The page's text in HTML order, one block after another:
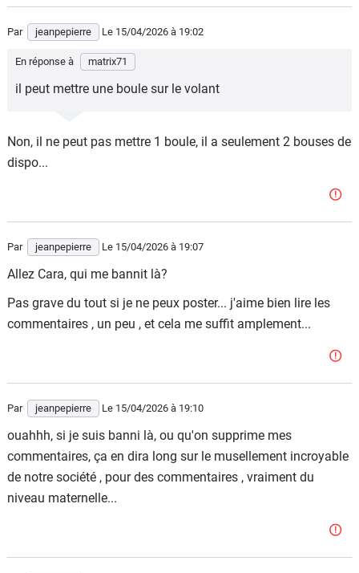
Par jeanpepierre Le 15/04/2026 à 19:02
En réponse à matrix71
il peut mettre une boule sur le volant
Non, il ne peut pas mettre 1 boule, il a seulement 2 bouses de
dispo...
Par jeanpepierre Le 15/04/2026 à 19:07
Allez Cara, qui me bannit là?
Pas grave du tout si je ne peux poster... j'aime bien lire les
commentaires , un peu , et cela me suffit amplement...
Par jeanpepierre Le 15/04/2026 à 19:10
ouahhh, si je suis banni là, ou qu'on supprime mes
commentaires, ça en dira long sur le musellement incroyable
de notre société , pour des commentaires , vraiment du
niveau maternelle...